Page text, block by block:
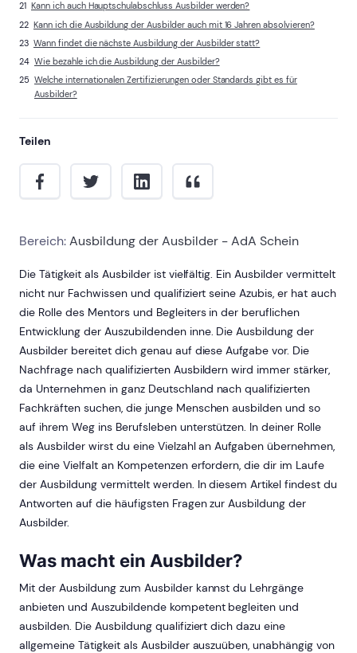
Kann ich auch Hauptschulabschluss Ausbilder werden?
Kann ich die Ausbildung der Ausbilder auch mit 16 Jahren absolvieren?
Wann findet die nächste Ausbildung der Ausbilder statt?
Wie bezahle ich die Ausbildung der Ausbilder?
Welche internationalen Zertifizierungen oder Standards gibt es für
Ausbilder?
Teilen
Bereich:Ausbildung der Ausbilder - AdA Schein
Die Tätigkeit als Ausbilder ist vielfältig. Ein Ausbilder vermittelt
nicht nur Fachwissen und qualifiziert seine Azubis, er hat auch
die Rolle des Mentors und Begleiters in der beruflichen
Entwicklung der Auszubildenden inne. Die Ausbildung der
Ausbilder bereitet dich genau auf diese Aufgabe vor. Die
Nachfrage nach qualifizierten Ausbildern wird immer stärker,
da Unternehmen in ganz Deutschland nach qualifizierten
Fachkräften suchen, die junge Menschen ausbilden und so
auf ihrem Weg ins Berufsleben unterstützen. In deiner Rolle
als Ausbilder wirst du eine Vielzahl an Aufgaben übernehmen,
die eine Vielfalt an Kompetenzen erfordern, die dir im Laufe
der Ausbildung vermittelt werden. In diesem Artikel findest du
Antworten auf die häufigsten Fragen zur Ausbildung der
Ausbilder.
Was macht ein Ausbilder?
Mit der Ausbildung zum Ausbilder kannst du Lehrgänge
anbieten und Auszubildende kompetent begleiten und
ausbilden. Die Ausbildung qualifiziert dich dazu eine
allgemeine Tätigkeit als Ausbilder auszuüben, unabhängig von